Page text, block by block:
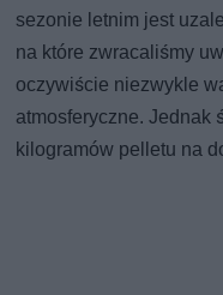
sezonie letnim jest
na które zwracaliśmy
oczywiście niezwykle
atmosferyczne. Jednak
kilogramów pelletu na